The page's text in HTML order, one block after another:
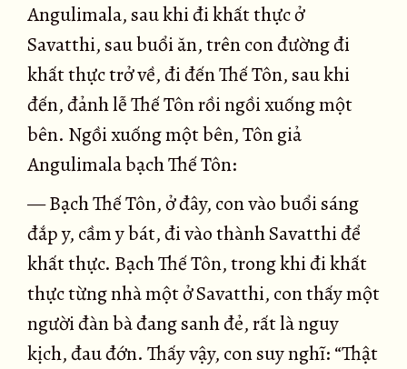
Angulimala, sau khi đi khất thực ở
Savatthi, sau buổi ăn, trên con đường đi
khất thực trở về, đi đến Thế Tôn, sau khi
đến, đảnh lễ Thế Tôn rồi ngồi xuống một
bên. Ngồi xuống một bên, Tôn giả
Angulimala bạch Thế Tôn:
— Bạch Thế Tôn, ở đây, con vào buổi sáng
đắp y, cầm y bát, đi vào thành Savatthi để
khất thực. Bạch Thế Tôn, trong khi đi khất
thực từng nhà một ở Savatthi, con thấy một
người đàn bà đang sanh đẻ, rất là nguy
kịch, đau đớn. Thấy vậy, con suy nghĩ: “Thật